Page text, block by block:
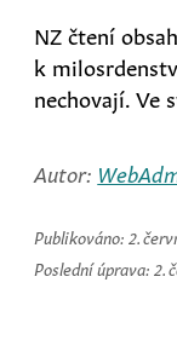
NZ čtení
k
nechovají. Ve
Autor:
Publikováno: 2.
Poslední úprava: 2.